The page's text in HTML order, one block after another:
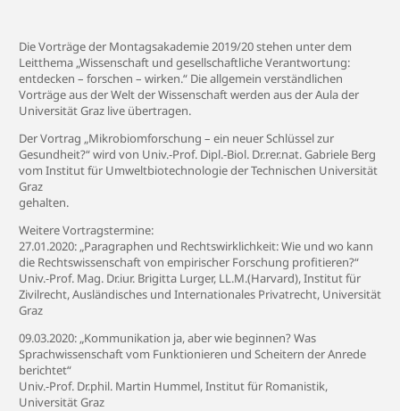
Die Vorträge der Montagsakademie 2019/20 stehen unter dem
Leitthema „Wissenschaft und gesellschaftliche Verantwortung:
entdecken – forschen – wirken.“ Die allgemein verständlichen
Vorträge aus der Welt der Wissenschaft werden aus der Aula der
Universität Graz live übertragen.
Der Vortrag „Mikrobiomforschung – ein neuer Schlüssel zur
Gesundheit?“ wird von Univ.-Prof. Dipl.-Biol. Dr.rer.nat. Gabriele Berg
vom Institut für Umweltbiotechnologie der Technischen Universität
Graz
gehalten.
Weitere Vortragstermine:
27.01.2020: „Paragraphen und Rechtswirklichkeit: Wie und wo kann
die Rechtswissenschaft von empirischer Forschung profitieren?“
Univ.-Prof. Mag. Dr.iur. Brigitta Lurger, LL.M.(Harvard), Institut für
Zivilrecht, Ausländisches und Internationales Privatrecht, Universität
Graz
09.03.2020: „Kommunikation ja, aber wie beginnen? Was
Sprachwissenschaft vom Funktionieren und Scheitern der Anrede
berichtet“
Univ.-Prof. Dr.phil. Martin Hummel, Institut für Romanistik,
Universität Graz